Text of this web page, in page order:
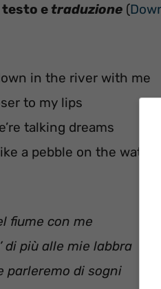
testo e traduzione (
in the river with me
to my lips
talking dreams
a pebble on the water,
fiume con me
di più alle mie labbra
parleremo di sogni